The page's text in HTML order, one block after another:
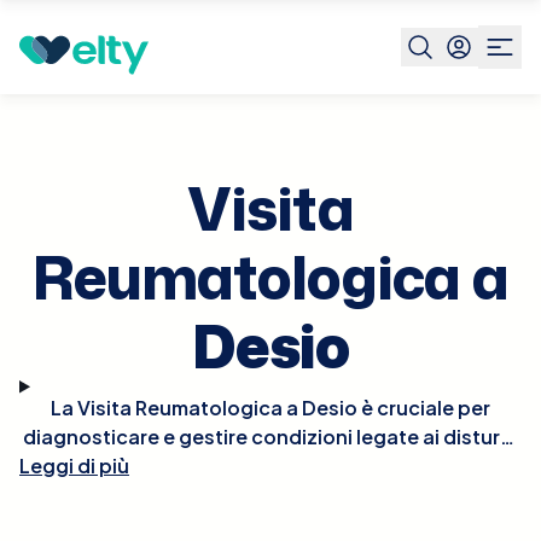
Prenota visita Desio
Visita
Reumatologica a
Desio
La Visita Reumatologica a Desio è cruciale per
diagnosticare e gestire condizioni legate ai disturbi
del sistema muscolo-scheletrico e del tessuto
Leggi di più